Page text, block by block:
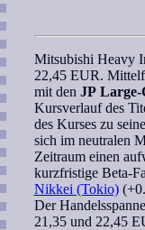
Mitsubishi Heavy
22,45 EUR.
mit den JP Large-
Kursverlauf des
des Kurses zu
sich im neutralen
Zeitraum einen
kurzfristige Beta-
Nikkei (Tokio)
Der
21,35 und 22,45